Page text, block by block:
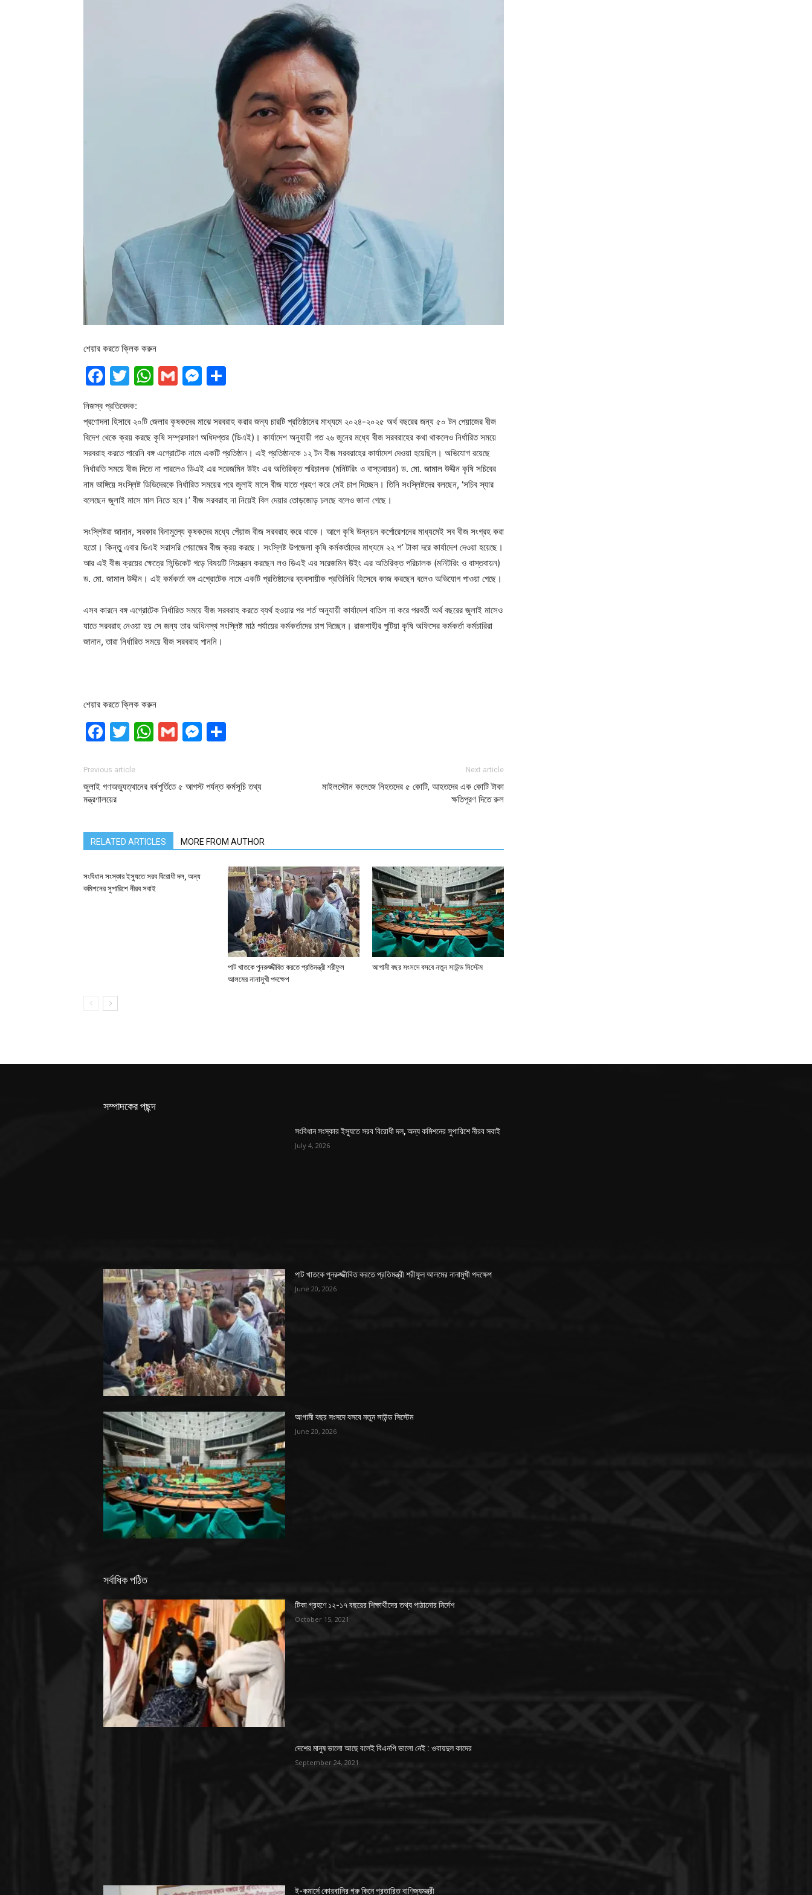
শেয়ার করতে ক্লিক করুন
Facebook
Twitter
WhatsApp
GmailMessenger
নিজস্ব প্রতিবেদক:
প্রণোদনা হিসাবে ২০টি জেলার কৃষকদের মাঝে সরবরাহ করার জন্য চারটি প্রতিষ্ঠানের মাধ্যমে ২০২৪-২০২৫ অর্থ বছরের জন্য ৫০ টন পেয়াজের বীজ
বিদেশ থেকে ক্রয় করছে কৃষি সম্প্রসারণ অধিদপ্তর (ডিএই)। কার্যাদেশ অনুযায়ী গত ২৬ জুনের মধ্যে বীজ সরবরাহের কথা থাকলেও নির্ধারিত সময়ে
সরবরাহ করতে পারেনি বঙ্গ এগ্রোটেক নামে একটি প্রতিষ্ঠান। এই প্রতিষ্ঠানকে ১২ টন বীজ সরবরাহের কার্যাদেশ দেওয়া হয়েছিল। অভিযোগ রয়েছে
নির্ধারতি সময়ে বীজ দিতে না পারলেও ডিএই এর সরেজমিন উইং এর অতিরিক্ত পরিচালক (মনিটরিং ও বাস্তবায়ন) ড. মো. জামাল উদ্দীন কৃষি সচিবের
নাম ভাঙ্গিয়ে সংস্লিষ্ট ডিডিদেরকে নির্ধারিত সময়ের পরে জুলাই মাসে বীজ যাতে গ্রহণ করে সেই চাপ দিচ্ছেন। তিনি সংস্লিষ্টদের বলছেন, ‘সচিব স্যার
বলেছেন জুলাই মাসে মাল নিতে হবে।’ বীজ সরবরাহ না নিয়েই বিল দেয়ার তোড়জোড় চলছে বলেও জানা গেছে।
সংস্লিষ্টরা জানান, সরকার বিনামুল্যে কৃষকদের মধ্যে পেঁয়াজ বীজ সরবরাহ করে থাকে। আগে কৃষি উন্নয়ন কর্পোরেশনের মাধ্যমেই সব বীজ সংগ্রহ করা
হতো। কিন্তুু এবার ডিএই সরাসরি পেয়াজের বীজ ক্রয় করছে। সংস্লিষ্ট উপজেলা কৃষি কর্মকর্তাদের মাধ্যমে ২২ শ’ টাকা দরে কার্যাদেশ দেওয়া হয়েছে।
আর এই বীজ ক্রয়ের ক্ষেত্রে সিন্ডিকেট গড়ে বিষয়টি নিয়ন্ত্রন করছেন লও ডিএই এর সরেজমিন উইং এর অতিরিক্ত পরিচালক (মনিটরিং ও বাস্তবায়ন)
ড. মো. জামাল উদ্দীন। এই কর্মকর্তা বঙ্গ এগ্রোটেক নামে একটি প্রতিষ্ঠানের ব্যবসায়ীক প্রতিনিধি হিসেবে কাজ করছেন বলেও অভিযোগ পাওয়া গেছে।
এসব কারনে বঙ্গ এগ্রোটেক নির্ধারিত সময়ে বীজ সরবরাহ করতে ব্যর্থ হওয়ার পর শর্ত অনুযায়ী কার্যাদেশ বাতিল না করে পরবর্তী অর্থ বছরের জুলাই মাসেও
যাতে সরবরাহ নেওয়া হয় সে জন্য তার অধিনস্থ সংস্লিষ্ট মাঠ পর্যায়ের কর্মকর্তাদের চাপ দিচ্ছেন। রাজশাহীর পুটিয়া কৃষি অফিসের কর্মকর্তা কর্মচারিরা
জানান, তারা নির্ধারিত সময়ে বীজ সরবরাহ পাননি।
শেয়ার করতে ক্লিক করুন
Facebook
Twitter
WhatsApp
GmailMessenger
Previous article
জুলাই গণঅভ্যুত্থানের বর্ষপূর্তিতে ৫ আগস্ট পর্যন্ত কর্মসূচি তথ্য
মন্ত্রণালয়ের
Next article
মাইলস্টোন কলেজে নিহতদের ৫ কোটি, আহতদের এক কোটি টাকা
ক্ষতিপূরণ দিতে রুল
RELATED ARTICLES MORE FROM AUTHOR
সংবিধান সংস্কার ইস্যুতে সরব বিরোধী দল, অন্য
কমিশনের সুপারিশে নীরব সবাই
পাট খাতকে পুনরুজ্জীবিত করতে প্রতিমন্ত্রী শরীফুল
আলমের নানামুখী পদক্ষেপ
আগামী বছর সংসদে বসবে নতুন সাউন্ড সিস্টেম
সম্পাদকের পছন্দ
সংবিধান সংস্কার ইস্যুতে সরব বিরোধী দল, অন্য কমিশনের সুপারিশে নীরব সবাই
July 4, 2026
পাট খাতকে পুনরুজ্জীবিত করতে প্রতিমন্ত্রী শরীফুল আলমের নানামুখী পদক্ষেপ
June 20, 2026
আগামী বছর সংসদে বসবে নতুন সাউন্ড সিস্টেম
June 20, 2026
সর্বাধিক পঠিত
টিকা গ্রহণে ১২-১৭ বছরের শিক্ষার্থীদের তথ্য পাঠানোর নির্দেশ
October 15, 2021
দেশের মানুষ ভালো আছে বলেই বিএনপি ভালো নেই : ওবায়দুল কাদের
September 24, 2021
ই-কমার্সে কোরবানির গরু কিনে প্রতারিত বাণিজ্যমন্ত্রী